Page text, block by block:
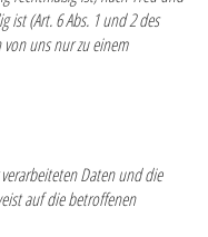
ist (Art. 6 Abs. 1 und 2 des
von uns nur zu einem
Daten und die
auf die betroffenen